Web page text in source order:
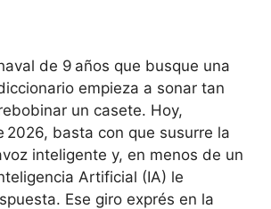
de 9 años que busque una
empieza a sonar tan
un casete. Hoy,
2026, basta con que susurre la
inteligente y, en menos de un
Artificial (IA) le
Ese giro exprés en la